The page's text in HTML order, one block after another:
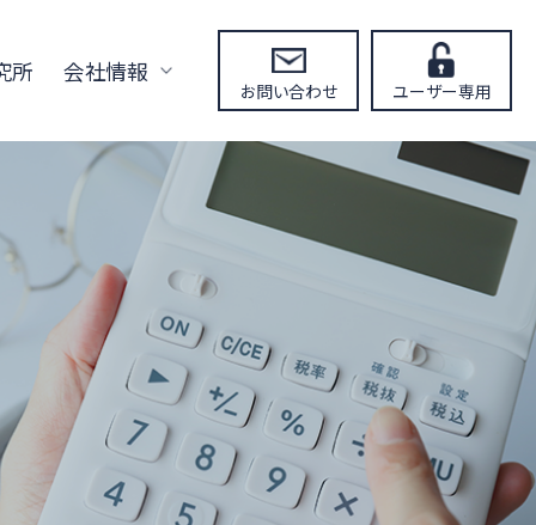
所 会社情報
お問い合わせ ユーザー専用